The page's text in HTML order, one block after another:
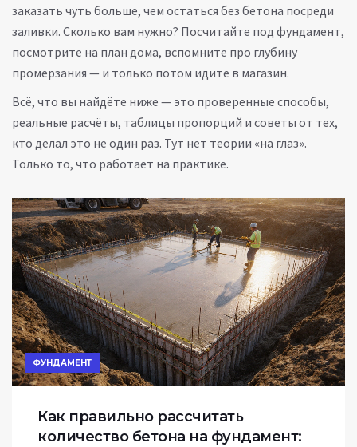
заказать чуть больше, чем остаться без бетона посреди
заливки. Сколько вам нужно? Посчитайте под фундамент,
посмотрите на план дома, вспомните про глубину
промерзания — и только потом идите в магазин.
Всё, что вы найдёте ниже — это проверенные способы,
реальные расчёты, таблицы пропорций и советы от тех,
кто делал это не один раз. Тут нет теории «на глаз».
Только то, что работает на практике.
ФУНДАМЕНТ
Как правильно рассчитать
количество бетона на фундамент: